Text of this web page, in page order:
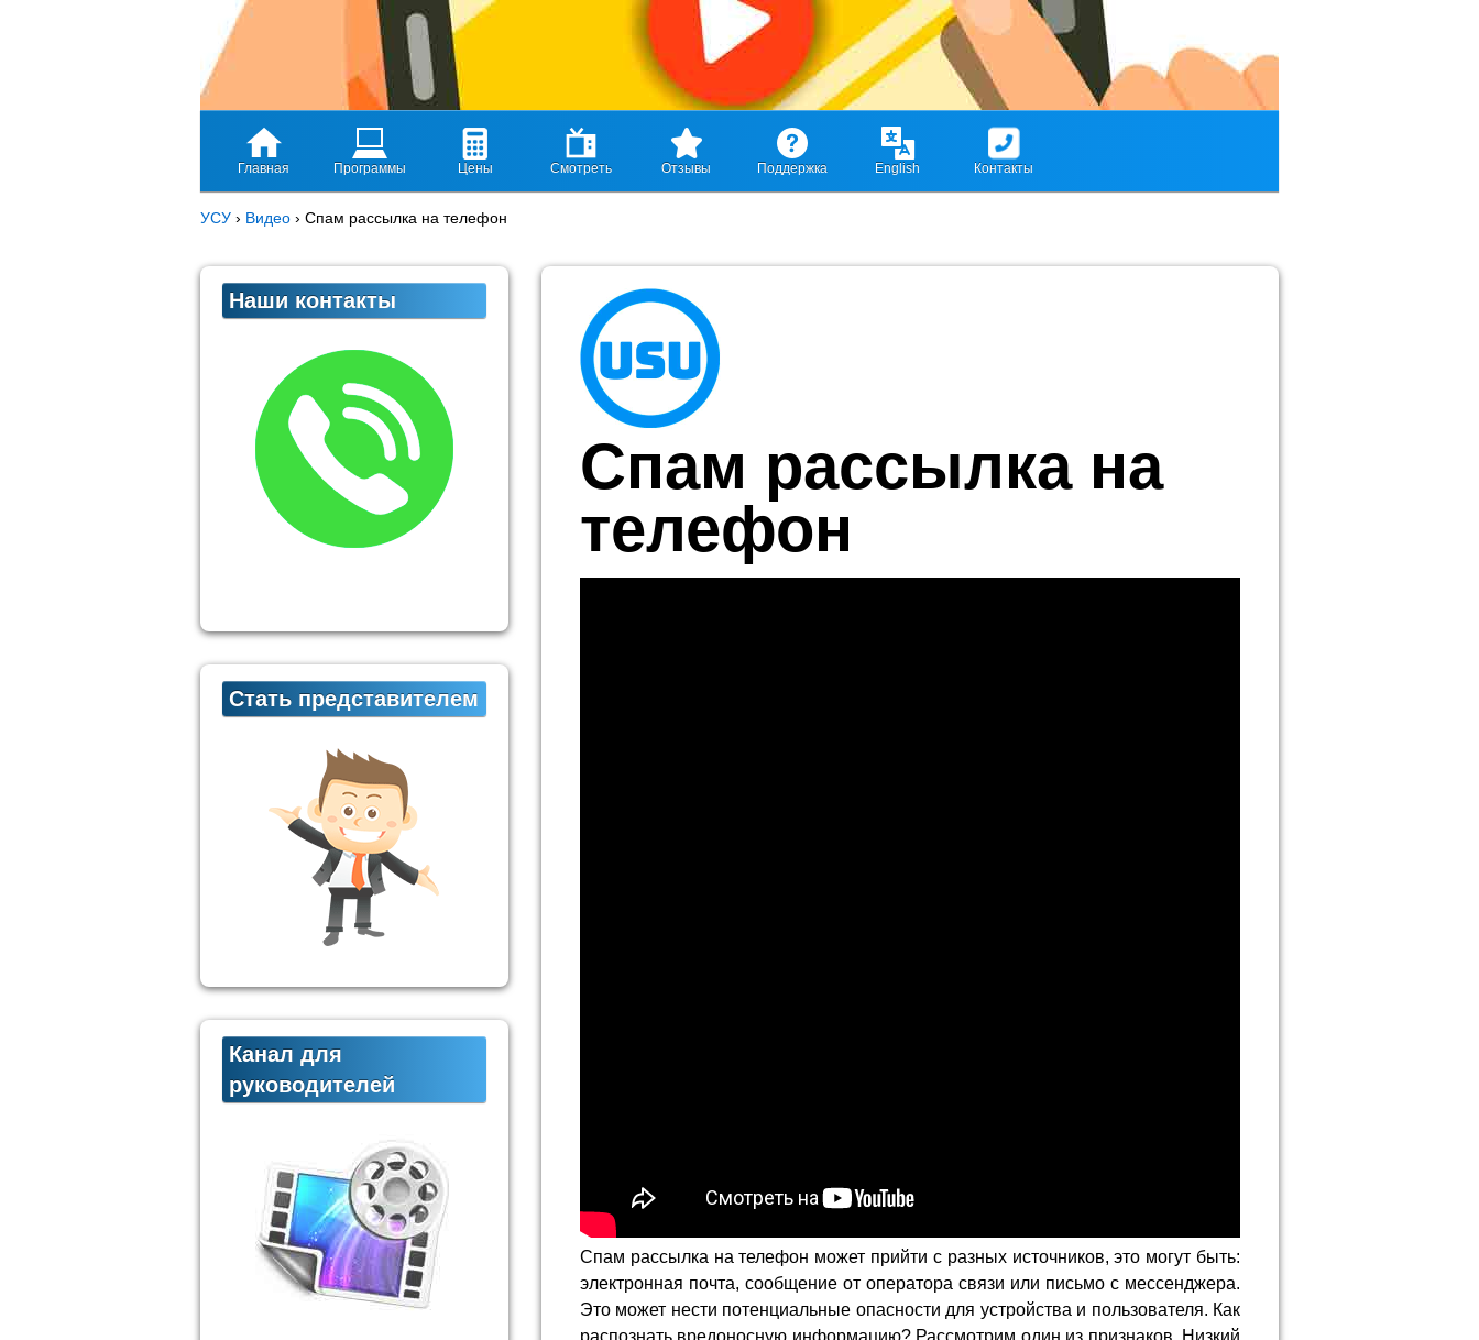
Главная Программы Цены Смотреть Отзывы Поддержка English Контакты
УСУ › Видео › Спам рассылка на телефон
Спам рассылка на
телефон
Спам рассылка на телефон может прийти с разных источников, это могут быть:
электронная почта, сообщение от оператора связи или письмо с мессенджера.
Это может нести потенциальные опасности для устройства и пользователя. Как
распознать вредоносную информацию? Рассмотрим один из признаков. Низкий
Наши контакты
Стать представителем
Канал для
руководителей